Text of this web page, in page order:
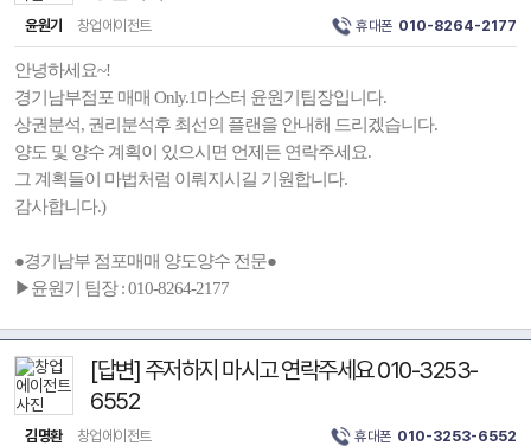
윤원기 창업에이전트 휴대폰 010-8264-2177
안녕하세요~!
경기남부점포 매매 Only.1마스터 윤원기팀장입니다.
상권분석, 권리분석후 최선의 플랜을 안내해 드리겠습니다.
양도 및 양수 계획이 있으시면 언제든 연락주세요.
그 계획들이 마법처럼 이뤄지시길 기원합니다.
감사합니다.)
●경기남부 점포매매 양도양수 전문●
▶윤원기 팀장 : 010-8264-2177
[답변] 주저하지 마시고 연락주세요 010-3253-
6552
김명환 창업에이전트 휴대폰 010-3253-6552